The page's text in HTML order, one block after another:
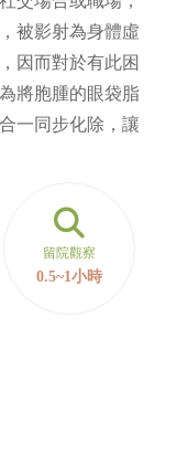
被影射為身體虛
因而對於有此困
將胞腫的眼袋脂
一同步化除，讓
留院觀察
0.5~1小時